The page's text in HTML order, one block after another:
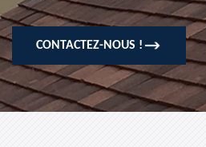
CONTACTEZ-NOUS !